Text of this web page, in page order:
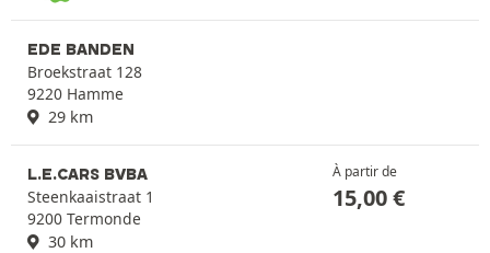
EDE BANDEN
Broekstraat 128
9220 Hamme
29 km
L.E.CARS BVBA
Steenkaaistraat 1
9200 Termonde
30 km
À partir de
15,00€